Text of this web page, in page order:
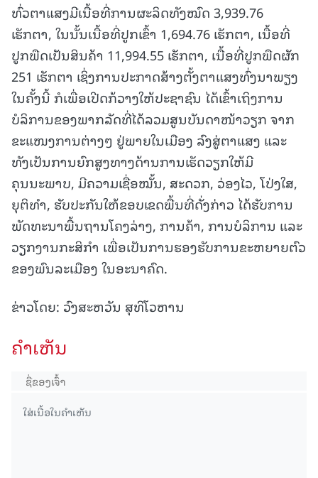
ທົ່ວຕາແສງມີເນື້ອທີ່ການຜະລິດທັງໝົດ 3,939.76
ເຮັກຕາ, ໃນນັ້ນເນື້ອທີ່ປູກເຂົ້າ 1,694.76 ເຮັກຕາ, ເນື້ອທີ່
ປູກພືດເປັນສິນຄ້າ 11,994.55 ເຮັກຕາ, ເນື້ອທີ່ປູກພືດຜັກ
251 ເຮັກຕາ ເຊິ່ງການປະກາດສ້າງຕັ້ງຕາແສງທົ່ງນາພຽງ
ໃນຄັ້ງນີ້ ກໍເພື່ອເປີດກ້ວາງໃຫ້ປະຊາຊົນ ໄດ້ເຂົ້າເຖິງການ
ບໍລິການຂອງພາກລັດທີ່ໄດ້ລວມສູນບັນດາໜ້າວຽກ ຈາກ
ຂະແໜງການຕ່າງໆ ຢູ່ພາຍໃນເມືອງ ລົງສູ່ຕາແສງ ແລະ
ທັງເປັນການຍົກສູງທາງດ້ານການເຮັດວຽກໃຫ້ມີ
ຄຸນນະພາບ, ມີຄວາມເຊື່ອໝັ້ນ, ສະດວກ, ວ່ອງໄວ, ໂປ່ງໃສ,
ຍຸຕິທຳ, ຮັບປະກັນໃຫ້ຂອບເຂດພື້ນທີ່ດັ່ງກ່າວ ໄດ້ຮັບການ
ພັດທະນາພື້ນຖານໂຄງລ່າງ, ການຄ້າ, ການບໍລິການ ແລະ
ວຽກງານກະສິກຳ ເພື່ອເປັນການຮອງຮັບການຂະຫຍາຍຕົວ
ຂອງພົນລະເມືອງ ໃນອະນາຄົດ.
ຂ່າວໂດຍ: ວົງສະຫວັນ ສຸທິໂວຫານ
ຄໍາເຫັນ